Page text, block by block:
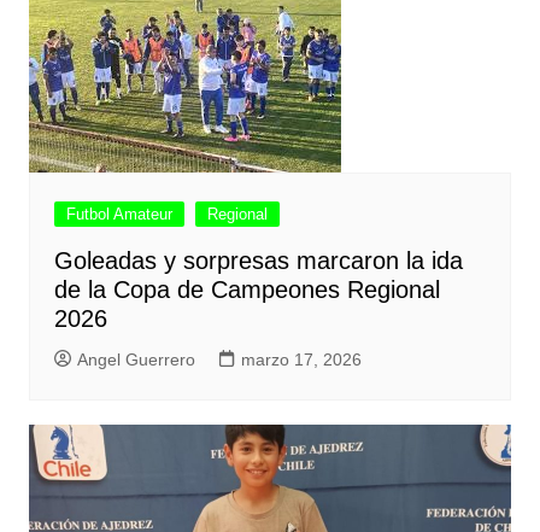
Futbol Amateur Regional
Goleadas y sorpresas marcaron la ida
de la Copa de Campeones Regional
2026
Angel Guerrero marzo 17, 2026